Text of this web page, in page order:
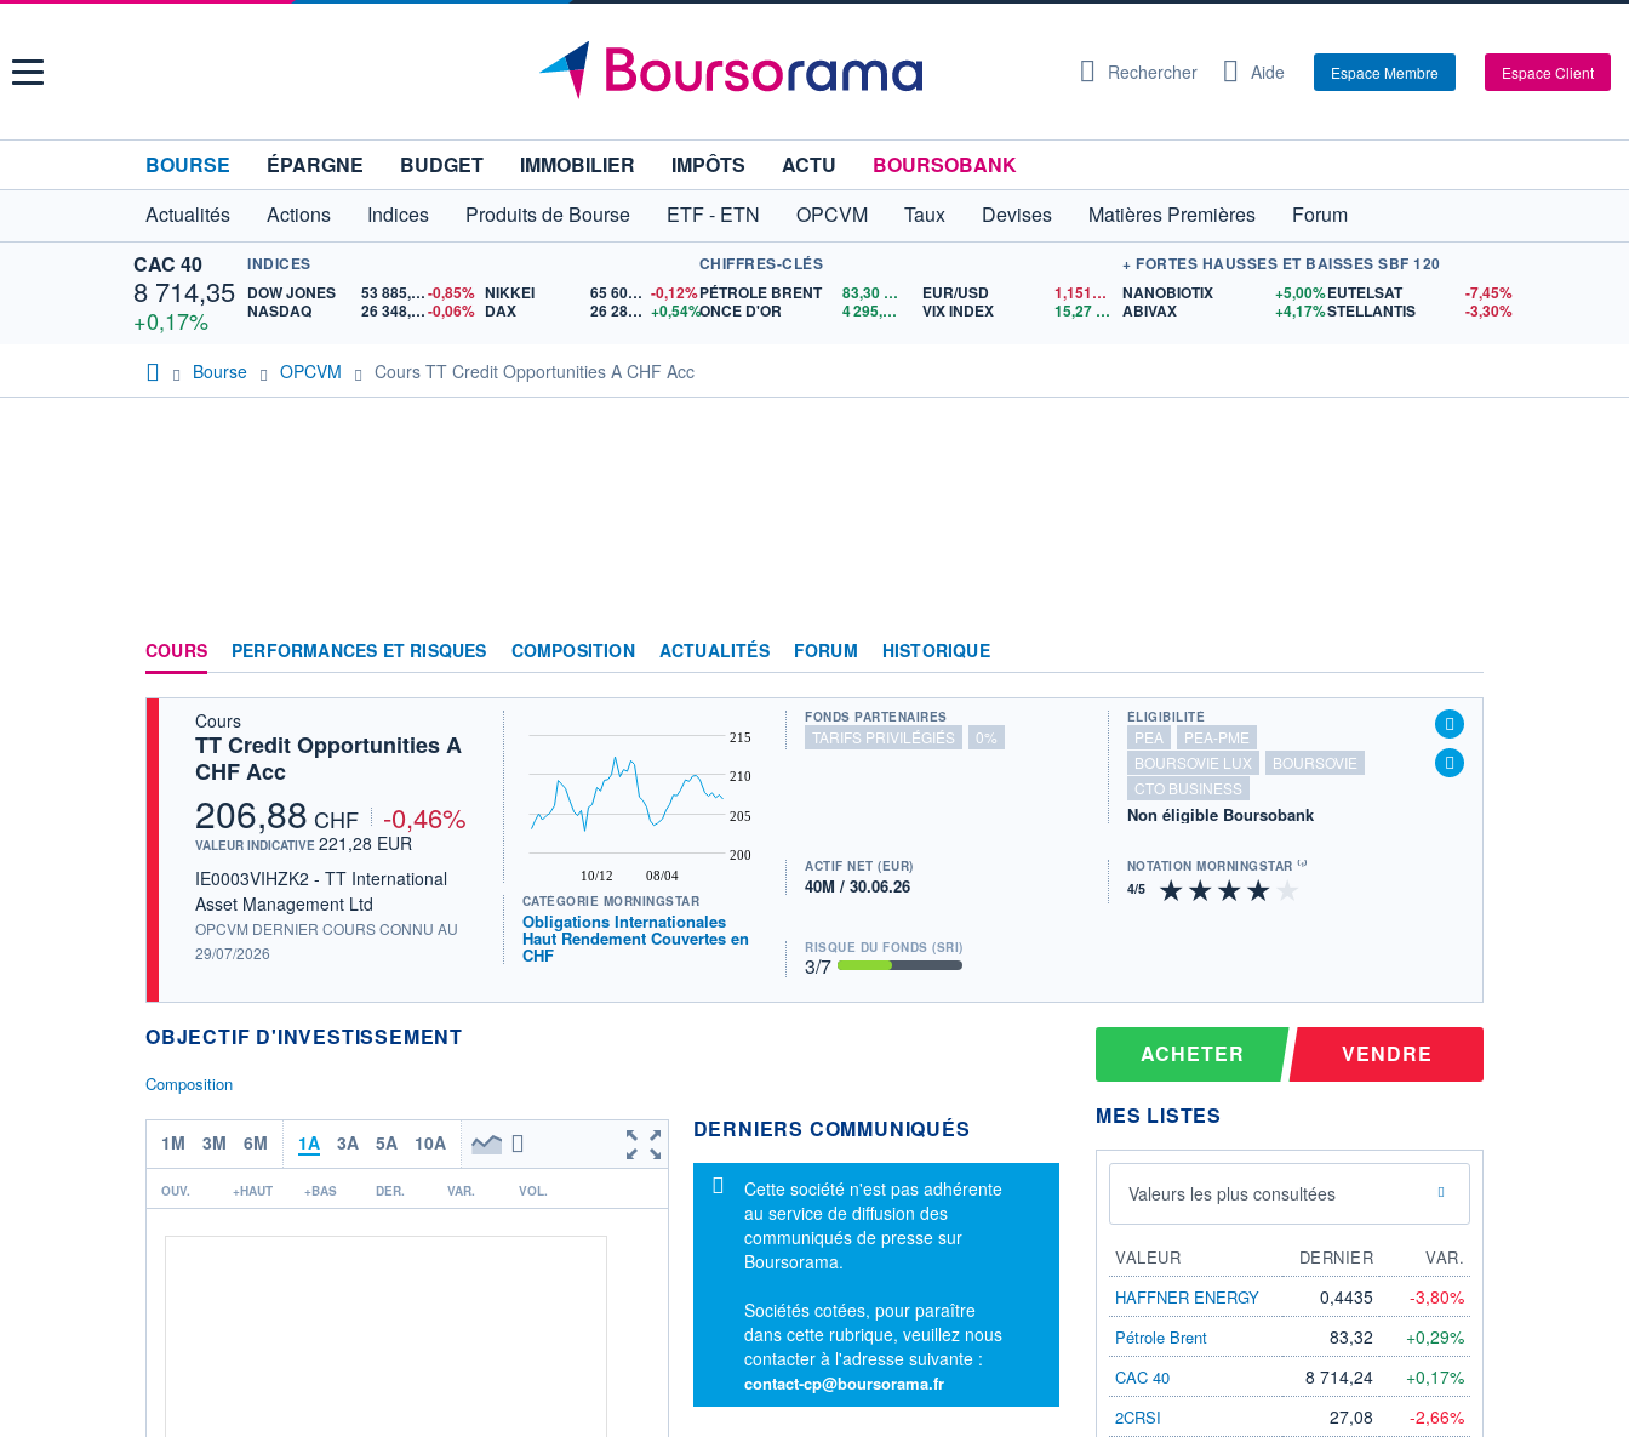
Menu Rechercher Aide Espace Membre Espace Client
BOURSE ÉPARGNE BUDGET IMMOBILIER IMPÔTS ACTU
BOURSOBANK
Actualités
Actions Indices Produits de Bourse ETF - ETN OPCVM Taux Devises Matières Premières
Forum
CAC 40
8 714,35
+0,17%
INDICES
DOW JONES
53 885,10-0,85%
NASDAQ
26 348,35-0,06%
NIKKEI 65 606,71 -0,12%
DAX
26 282,14 +0,54%
CHIFFRES-CLÉS
PÉTROLE BRENT
83,30
ONCE D'OR
4 295,91 $US
EUR/USD 1,1519$US
VIX INDEX
15,27$US
+ FORTES HAUSSES ET BAISSES SBF 120
NANOBIOTIX
+5,00%
ABIVAX
+4,17%
EUTELSAT
-7,45%
STELLANTIS
-3,30%
Bourse OPCVM Cours TT Credit Opportunities A CHF Acc
COURS PERFORMANCES ET RISQUES COMPOSITION ACTUALITÉS FORUM HISTORIQUE
Cours
TT Credit Opportunities A
CHF Acc
206,88 CHF -0,46%
VALEUR INDICATIVE 221,28 EUR
IE0003VIHZK2 - TT International
Asset Management Ltd
OPCVM DERNIER COURS CONNU AU
29/07/2026
10/12 08/04
200
205
210
215
CATÉGORIE MORNINGSTAR
Obligations Internationales
Haut Rendement Couvertes en
CHF
FONDS PARTENAIRES
TARIFS PRIVILÉGIÉS 0%
ÉLIGIBILITÉ
PEA
PEA-PME
BOURSOVIE LUX
BOURSOVIE
CTO BUSINESS
Non éligible Boursobank
ACTIF NET (EUR)
40M / 30.06.26
NOTATION MORNINGSTAR ⁽¹⁾
RISQUE DU FONDS (SRI)
3/7
OBJECTIF D'INVESTISSEMENT
Composition
1M 3M 6M 1A 3A 5A 10A
OUV. +HAUT +BAS DER. VAR. VOL.
DERNIERS COMMUNIQUÉS
Message d'information
Cette société n'est pas adhérente
au service de diffusion des
communiqués de presse sur
Boursorama.
Sociétés cotées, pour paraître
dans cette rubrique, veuillez nous
contacter à l'adresse suivante :
contact-cp@boursorama.fr
ACHETER VENDRE
MES LISTES
Valeurs les plus consultées
VALEUR DERNIER
VAR.
HAFFNER ENERGY
0,4435 -3,80%
Pétrole Brent 83,32 +0,29%
CAC 40 8 714,24 +0,17%
2CRSI 27,08 -2,66%